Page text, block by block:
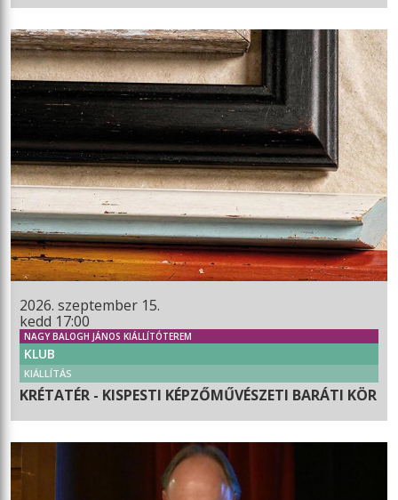
2026. szeptember 15.
kedd 17:00
NAGY BALOGH JÁNOS KIÁLLÍTÓTEREM
KLUB
KIÁLLÍTÁS
KRÉTATÉR - KISPESTI KÉPZŐMŰVÉSZETI BARÁTI KÖR